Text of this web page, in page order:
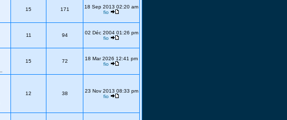
15 171
18 Sep 2013 02:20 am
fio
11 94
02 Déc 2004 01:26 pm
fio
15 72
18 Mar 2026 12:41 pm
fio
12 38
23 Nov 2013 08:33 pm
fio